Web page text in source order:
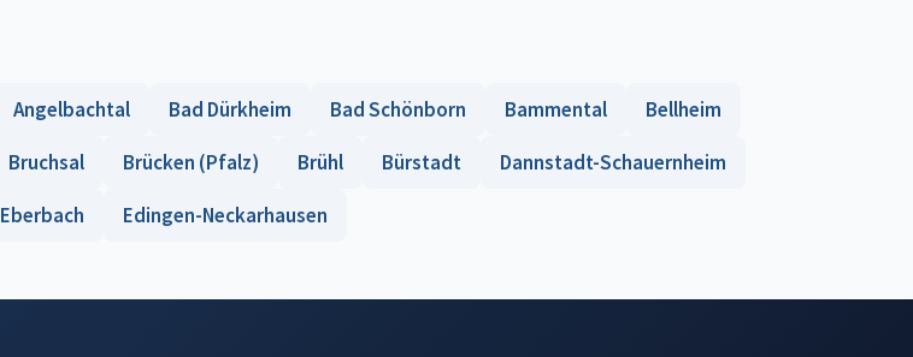
Angelbachtal Bad Dürkheim Bad Schönborn Bammental
Bellheim
Bruchsal Brücken (Pfalz) Brühl Bürstadt
Dannstadt-Schauernheim
Eberbach Edingen-Neckarhausen